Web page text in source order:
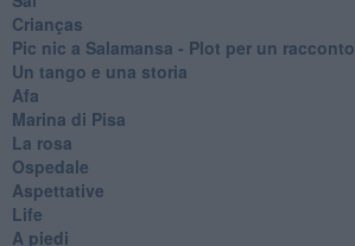
Crianças
Pic nic a Salamansa - Plot per un racconto
Un tango e una storia
Afa
Marina di Pisa
La rosa
Ospedale
Aspettative
Life
A piedi